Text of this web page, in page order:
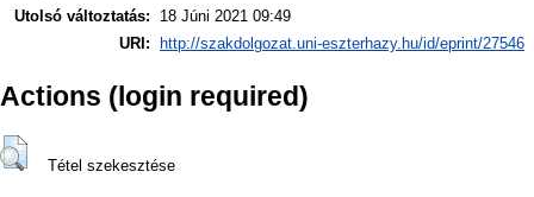
Utolsó változtatás:
18 Júni 2021 09:49
URI:
http://szakdolgozat.uni-eszterhazy.hu/id/eprint/27546
Actions (login required)
Tétel szekesztése